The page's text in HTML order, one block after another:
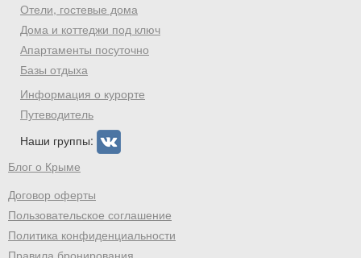
Отели, гостевые дома
Дома и коттеджи под ключ
Апартаменты посуточно
Базы отдыха
Информация о курорте
Путеводитель
Наши группы:
Блог о Крыме
Договор оферты
Пользовательское соглашение
Политика конфиденциальности
Правила бронирования
Скидка −5%
Хочешь дешевле? Оставь почту и получи
промокод на первое бронирование!